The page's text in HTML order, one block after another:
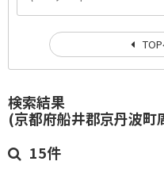
検索結果
(京都府船井郡京丹波町
15件